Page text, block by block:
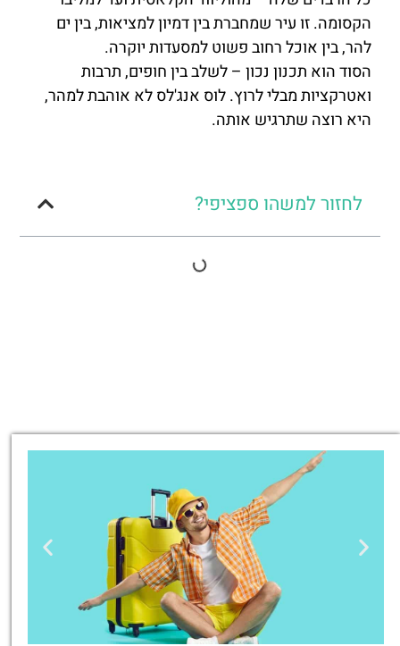
הקסומה. זו עיר שמחברת בין דמיון למציאות, בין ים
להר, בין אוכל רחוב פשוט למסעדות יוקרה.
הסוד הוא תכנון נכון – לשלב בין חופים, תרבות
ואטרקציות מבלי לרוץ. לוס אנג'לס לא אוהבת למהר,
היא רוצה שתרגיש אותה.
לחזור למשהו ספציפי?